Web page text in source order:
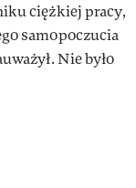
ciężkiej pracy,
samopoczucia
Nie było